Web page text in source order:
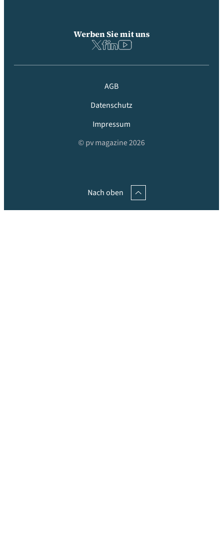
Werben Sie mit uns
AGB
Datenschutz
Impressum
© pv magazine 2026
Nach oben